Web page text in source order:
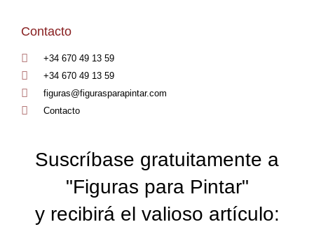
Contacto
+34 670 49 13 59
+34 670 49 13 59
figuras@figurasparapintar.com
Contacto
Suscríbase gratuitamente a
"Figuras para Pintar"
y recibirá el valioso artículo: